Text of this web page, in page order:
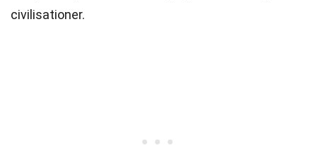
civilisationer.